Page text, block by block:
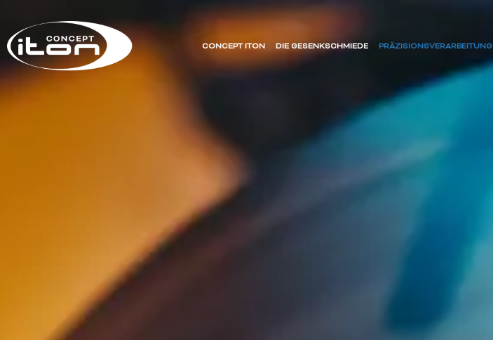
CONCEPT ITON DIE GESENKSCHMIEDE PRÄZISIONSVERARBEITUNG